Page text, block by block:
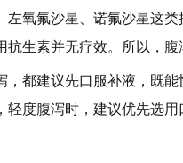
氧氟沙星、诺氟沙星这
生素并无疗效。所以，腹
，都建议先口服补液，既
轻度腹泻时，建议优先选